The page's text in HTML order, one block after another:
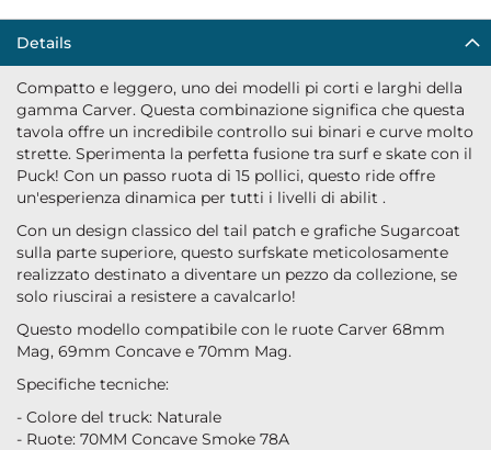
Details
Compatto e leggero, uno dei modelli pi corti e larghi della
gamma Carver. Questa combinazione significa che questa
tavola offre un incredibile controllo sui binari e curve molto
strette. Sperimenta la perfetta fusione tra surf e skate con il
Puck! Con un passo ruota di 15 pollici, questo ride offre
un'esperienza dinamica per tutti i livelli di abilit .
Con un design classico del tail patch e grafiche Sugarcoat
sulla parte superiore, questo surfskate meticolosamente
realizzato destinato a diventare un pezzo da collezione, se
solo riuscirai a resistere a cavalcarlo!
Questo modello compatibile con le ruote Carver 68mm
Mag, 69mm Concave e 70mm Mag.
Specifiche tecniche:
- Colore del truck: Naturale
- Ruote: 70MM Concave Smoke 78A